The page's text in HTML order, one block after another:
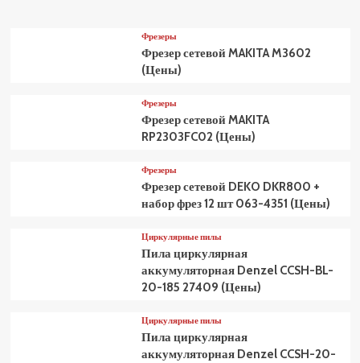
Фрезеры
Фрезер сетевой MAKITA M3602
(Цены)
Фрезеры
Фрезер сетевой MAKITA
RP2303FC02 (Цены)
Фрезеры
Фрезер сетевой DEKO DKR800 +
набор фрез 12 шт 063-4351 (Цены)
Циркулярные пилы
Пила циркулярная
аккумуляторная Denzel CCSH-BL-
20-185 27409 (Цены)
Циркулярные пилы
Пила циркулярная
аккумуляторная Denzel CCSH-20-